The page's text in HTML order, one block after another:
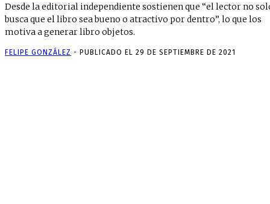
Desde la editorial independiente sostienen que “el lector no
busca que el libro sea bueno o atractivo por dentro”, lo que los
motiva a generar libro objetos.
FELIPE GONZÁLEZ - PUBLICADO EL 29 DE SEPTIEMBRE DE 2021